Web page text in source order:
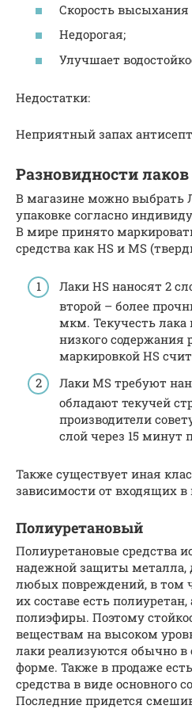
Скорость высыхания
Недорогая;
Улучшает
Недостатки:
Неприятный запах
Разновидности лаков
В магазине можно выбрать
упаковке согласно
В мире принято
средства как HS и MS
Лаки HS наносят 2
второй – более
мкм. Текучесть
низкого содержания
маркировкой HS
Лаки MS требуют
обладают текучей
производители
слой через 15 минут
Также существует иная
зависимости от входящих в
Полиуретановый
Полиуретановые средства
надежной защиты металла,
любых повреждений, в том
их составе есть
полиэфиры. Поэтому
веществам на высоком
лаки реализуются обычно
форме. Также в продаже
средства в виде основного
Последние придется